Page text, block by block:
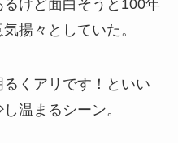
けど面白そうと100年
揚々としていた。
くアリです！といい
温まるシーン。